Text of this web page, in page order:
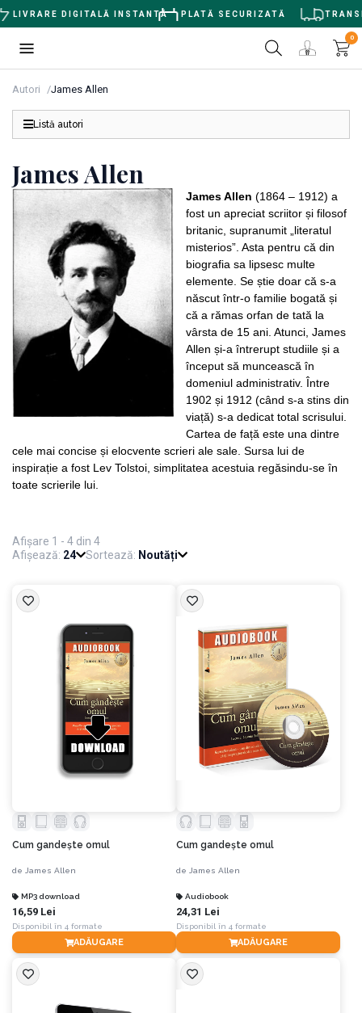
LIVRARE DIGITALĂ INSTANTĂ PLATĂ SECURIZATĂ
0
Autori James Allen
Listă autori
James Allen
James Allen (1864 – 1912) a
fost un apreciat scriitor și filosof
britanic, supranumit „literatul
misterios”. Asta pentru că din
biografia sa lipsesc multe
elemente. Se știe doar că s-a
născut într-o familie bogată și
că a rămas orfan de tată la
vârsta de 15 ani. Atunci, James
Allen și-a întrerupt studiile și a
început să muncească în
domeniul administrativ. Între
1902 și 1912 (când s-a stins din
viață) s-a dedicat total scrisului.
Cartea de față este una dintre
cele mai concise și elocvente scrieri ale sale. Sursa lui de
inspirație a fost Lev Tolstoi, simplitatea acestuia regăsindu-se în
toate scrierile lui.
Afișare 1 - 4 din 4
Afișează: 24 Sortează: Noutăți
Cum gandeşte omul
de James Allen
MP3 download
16,59 Lei
Disponibil în 4 formate
ADĂUGARE
Cum gandeşte omul
de James Allen
Audiobook
24,31 Lei
Disponibil în 4 formate
ADĂUGARE